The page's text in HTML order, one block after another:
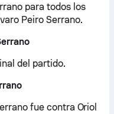
para todos los
Peiro Serrano.
del partido.
fue contra Oriol